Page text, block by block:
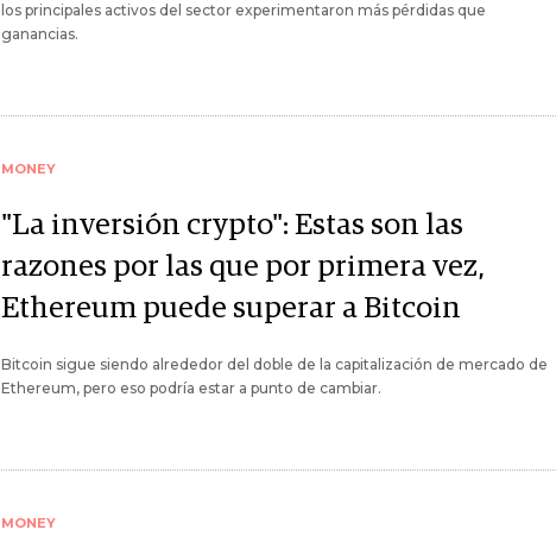
los principales activos del sector experimentaron más pérdidas que
ganancias.
MONEY
"La inversión crypto": Estas son las
razones por las que por primera vez,
Ethereum puede superar a Bitcoin
Bitcoin sigue siendo alrededor del doble de la capitalización de mercado de
Ethereum, pero eso podría estar a punto de cambiar.
MONEY